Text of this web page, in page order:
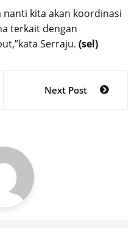
kita akan koordinasi
terkait dengan
Serraju. (sel)
Next Post